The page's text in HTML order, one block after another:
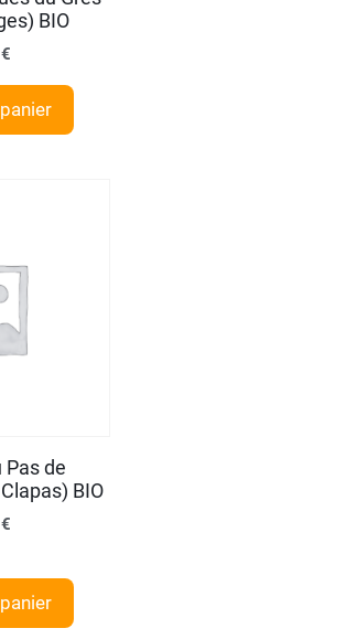
BIO
€
Pas de
BIO
€